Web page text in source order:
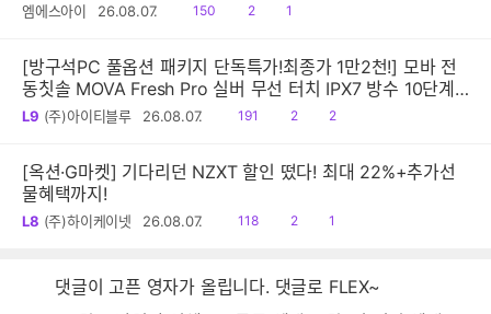
엠에스아이 26.08.07.
읽
150
공
2
댓1
[방구석PC 풀옵션 패키지 단독특가!최종가 1만2천!] 모바 전
동칫솔 MOVA Fresh Pro 실버 무선 터치 IPX7 방수 10단계
진동 음파 전동칫솔
L9 (주)아이티블루 26.08.07.
읽
191
공
2
댓
2
[옥션·G마켓] 기다리던 NZXT 할인 떴다! 최대 22%+추가선
물혜택까지!
L8 (주)하이케이넷 26.08.07.
읽
118
공
2
댓1
댓글이 고픈 영자가 올립니다. 댓글로 FLEX~